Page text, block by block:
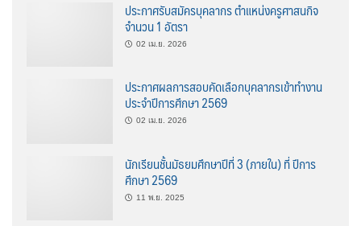
ประกาศรับสมัครบุคลากร ตำแหน่งครูศาสนกิจ
จำนวน 1 อัตรา
02 เม.ย. 2026
ประกาศผลการสอบคัดเลือกบุคลากรเข้าทำงาน
ประจำปีการศึกษา 2569
02 เม.ย. 2026
นักเรียนชั้นมัธยมศึกษาปีที่ 3 (ภายใน) ที่ ปีการ
ศึกษา 2569
11 พ.ย. 2025